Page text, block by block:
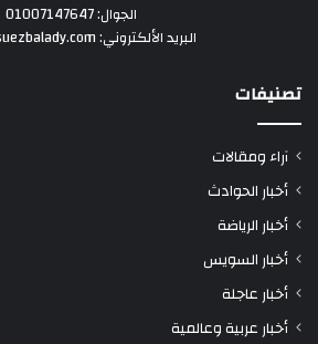
الجوال: 01007147647
البريد الألكتروني: admin@suezbalady.com
تصنيفات
آراء ومقالات
أخبار الحوادث
أخبار الرياضة
أخبار السويس
أخبار عاجلة
أخبار عربية وعالمية